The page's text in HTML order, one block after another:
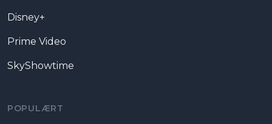
Disney+
Prime Video
SkyShowtime
POPULÆRT